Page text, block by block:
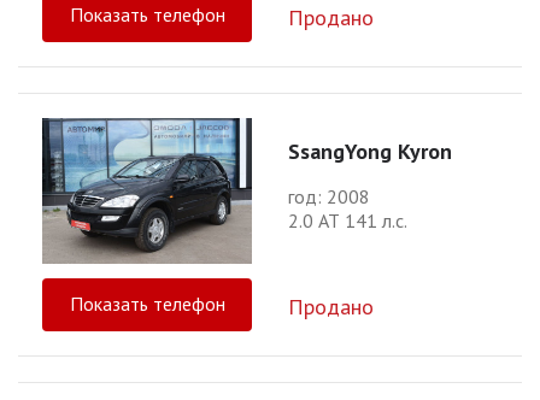
Показать телефон Продано
SsangYong Kyron
год: 2008
2.0 АТ 141 л.с.
Показать телефон Продано